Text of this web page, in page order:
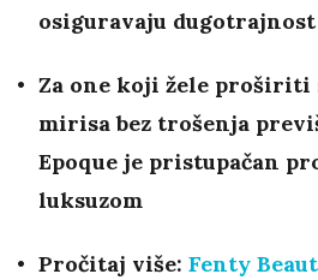
osiguravaju dugotrajnost
Za one koji žele proširiti
mirisa bez trošenja
Epoque je pristupačan
luksuzom
Pročitaj više: Fenty